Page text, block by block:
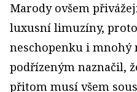
Marody ovšem
luxusní limuzíny,
neschopenku i mnohý
podřízeným naznačil,
přitom musí všem